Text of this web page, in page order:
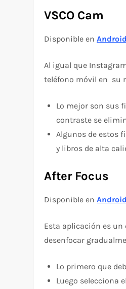
VSCO Cam
Disponible enAndroid
Al igual que
teléfono móvil en su
Lo mejor son sus
contraste se
Algunos de estos
y libros de alta
After Focus
Disponible enAndroid
Esta aplicación es un
desenfocar
Lo primero que
Luego selecciona